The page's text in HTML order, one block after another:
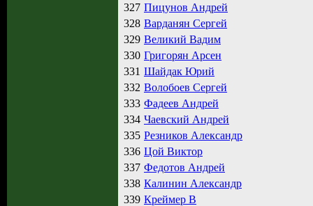
327 Пицунов Андрей
328 Варданян Сергей
329 Великий Вадим
330 Григорян Арсен
331 Шайдак Юрий
332 Волобоев Сергей
333 Фадеев Андрей
334 Чаевский Андрей
335 Резников Александр
336 Цой Виктор
337 Федотов Андрей
338 Калинин Александр
339 Креймер В